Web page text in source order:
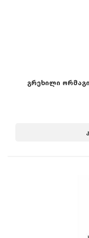
გრეხილი ორმაგი